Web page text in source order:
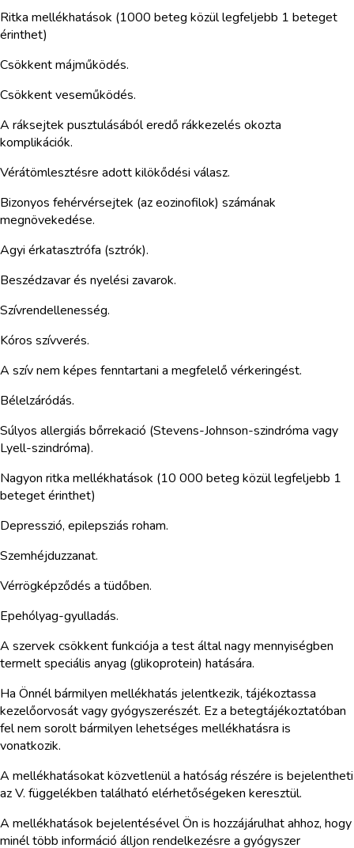
Ritka mellékhatások (1000 beteg közül legfeljebb 1 beteget
érinthet)
Csökkent májműködés.
Csökkent veseműködés.
A ráksejtek pusztulásából eredő rákkezelés okozta
komplikációk.
Vérátömlesztésre adott kilökődési válasz.
Bizonyos fehérvérsejtek (az eozinofilok) számának
megnövekedése.
Agyi érkatasztrófa (sztrók).
Beszédzavar és nyelési zavarok.
Szívrendellenesség.
Kóros szívverés.
A szív nem képes fenntartani a megfelelő vérkeringést.
Bélelzáródás.
Súlyos allergiás bőrrekació (Stevens-Johnson-szindróma vagy
Lyell-szindróma).
Nagyon ritka mellékhatások (10 000 beteg közül legfeljebb 1
beteget érinthet)
Depresszió, epilepsziás roham.
Szemhéjduzzanat.
Vérrögképződés a tüdőben.
Epehólyag-gyulladás.
A szervek csökkent funkciója a test által nagy mennyiségben
termelt speciális anyag (glikoprotein) hatására.
Ha Önnél bármilyen mellékhatás jelentkezik, tájékoztassa
kezelőorvosát vagy gyógyszerészét. Ez a betegtájékoztatóban
fel nem sorolt bármilyen lehetséges mellékhatásra is
vonatkozik.
A mellékhatásokat közvetlenül a hatóság részére is bejelentheti
az V. függelékben található elérhetőségeken keresztül.
A mellékhatások bejelentésével Ön is hozzájárulhat ahhoz, hogy
minél több információ álljon rendelkezésre a gyógyszer